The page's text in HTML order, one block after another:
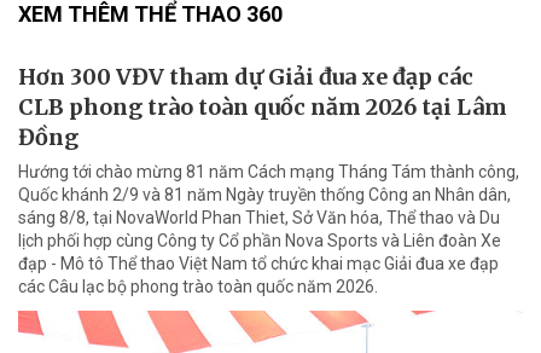
XEM THÊM THỂ THAO 360
Hơn 300 VĐV tham dự Giải đua xe đạp các
CLB phong trào toàn quốc năm 2026 tại Lâm
Đồng
Hướng tới chào mừng 81 năm Cách mạng Tháng Tám thành công,
Quốc khánh 2/9 và 81 năm Ngày truyền thống Công an Nhân dân,
sáng 8/8, tại NovaWorld Phan Thiet, Sở Văn hóa, Thể thao và Du
lịch phối hợp cùng Công ty Cổ phần Nova Sports và Liên đoàn Xe
đạp - Mô tô Thể thao Việt Nam tổ chức khai mạc Giải đua xe đạp
các Câu lạc bộ phong trào toàn quốc năm 2026.